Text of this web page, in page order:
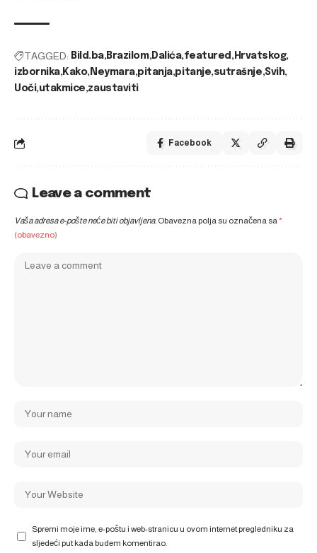
TAGGED: Bild.ba Brazilom Dalića featured Hrvatskog
izbornika Kako Neymara pitanja pitanje sutrašnje Svih
Uoči utakmice zaustaviti
Facebook
Leave a comment
Vaša adresa e-pošte neće biti objavljena. Obavezna polja su označena sa*
(obavezno)
Spremi moje ime, e-poštu i web-stranicu u ovom internet pregledniku za
sljedeći put kada budem komentirao.